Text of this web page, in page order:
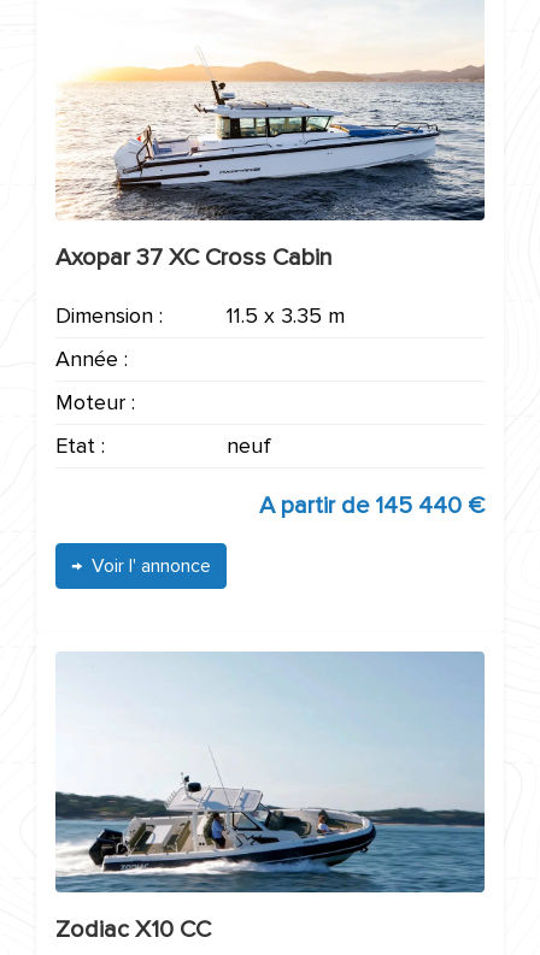
Axopar 37 XC Cross Cabin
Dimension :
11.5 x 3.35 m
Année :
Moteur :
Etat :
neuf
A partir de145 440 €
Voir l' annonce
Zodiac X10 CC